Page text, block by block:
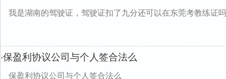
我是湖南的驾驶证，驾驶证扣了九分还可以在东莞考教练证
·保盈利协议公司与个人签合法么
保盈利协议公司与个人签合法么